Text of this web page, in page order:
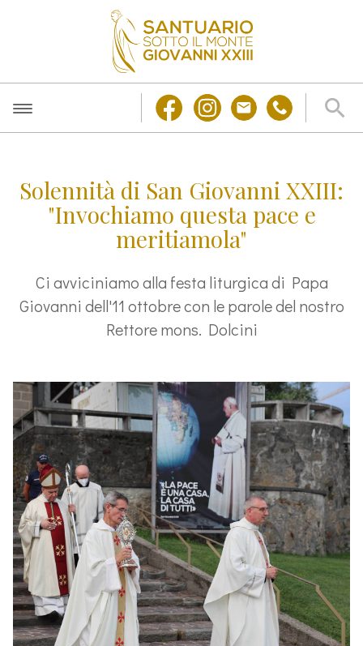
Solennità di San Giovanni XXIII:
"Invochiamo questa pace e
meritiamola"
Ci avviciniamo alla festa liturgica di Papa
Giovanni dell'11 ottobre con le parole del nostro
Rettore mons. Dolcini